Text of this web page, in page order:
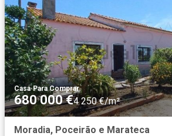
Casa·Para Comprar
680 000 €4 250 €/m²
Moradia, Poceirão e Marateca